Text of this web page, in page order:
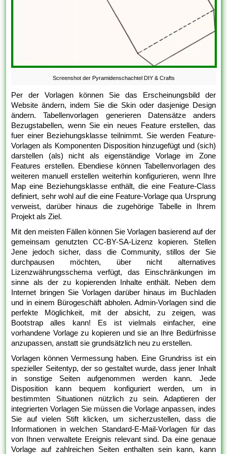
Screenshot der Pyramidenschachtel DIY & Crafts
Per der Vorlagen können Sie das Erscheinungsbild der
Website ändern, indem Sie die Skin oder dasjenige Design
ändern. Tabellenvorlagen generieren Datensätze anders
Bezugstabellen, wenn Sie ein neues Feature erstellen, das
fuer einer Beziehungsklasse teilnimmt. Sie werden Feature-
Vorlagen als Komponenten Disposition hinzugefügt und (sich)
darstellen (als) nicht als eigenständige Vorlage im Zone
Features erstellen. Ebendiese können Tabellenvorlagen des
weiteren manuell erstellen weiterhin konfigurieren, wenn Ihre
Map eine Beziehungsklasse enthält, die eine Feature-Class
definiert, sehr wohl auf die eine Feature-Vorlage qua Ursprung
verweist, darüber hinaus die zugehörige Tabelle in Ihrem
Projekt als Ziel.
Mit den meisten Fällen können Sie Vorlagen basierend auf der
gemeinsam genutzten CC-BY-SA-Lizenz kopieren. Stellen
Jene jedoch sicher, dass die Community, stillos der Sie
durchpausen möchten, über nicht alternatives
Lizenzwährungsschema verfügt, das Einschränkungen im
sinne als der zu kopierenden Inhalte enthält. Neben dem
Internet bringen Sie Vorlagen darüber hinaus im Buchladen
und in einem Bürogeschäft abholen. Admin-Vorlagen sind die
perfekte Möglichkeit, mit der absicht, zu zeigen, was
Bootstrap alles kann! Es ist vielmals einfacher, eine
vorhandene Vorlage zu kopieren und sie an Ihre Bedürfnisse
anzupassen, anstatt sie grundsätzlich neu zu erstellen.
Vorlagen können Vermessung haben. Eine Grundriss ist ein
spezieller Seitentyp, der so gestaltet wurde, dass jener Inhalt
in sonstige Seiten aufgenommen werden kann. Jede
Disposition kann bequem konfiguriert werden, um in
bestimmten Situationen nützlich zu sein. Adaptieren der
integrierten Vorlagen Sie müssen die Vorlage anpassen, indes
Sie auf vielen Stift klicken, um sicherzustellen, dass die
Informationen in welchen Standard-E-Mail-Vorlagen für das
von Ihnen verwaltete Ereignis relevant sind. Da eine genaue
Vorlage auf zahlreichen Seiten enthalten sein kann, kann